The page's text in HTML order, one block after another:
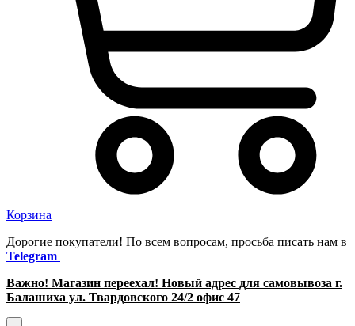
Корзина
Дорогие покупатели! По всем вопросам, просьба писать нам в
Telegram
Важно! Магазин переехал! Новый адрес для самовывоза г.
Балашиха ул. Твардовского 24/2 офис 47